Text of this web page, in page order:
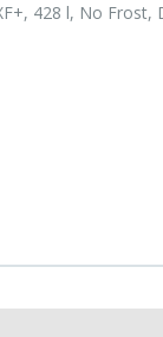
428 l, No
omogena a
perfecta a